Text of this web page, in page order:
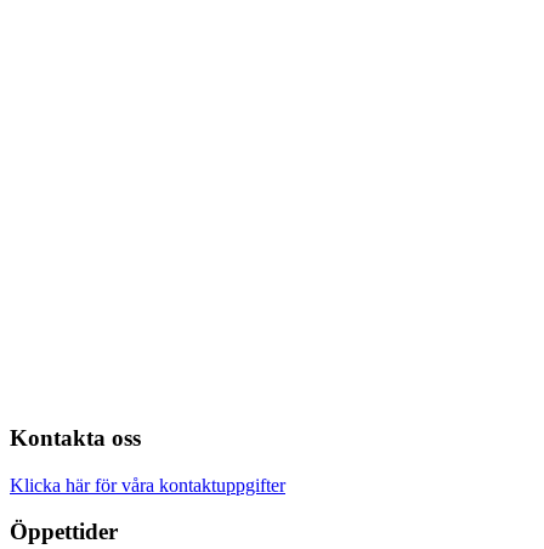
Kontakta oss
Klicka här för våra kontaktuppgifter
Öppettider